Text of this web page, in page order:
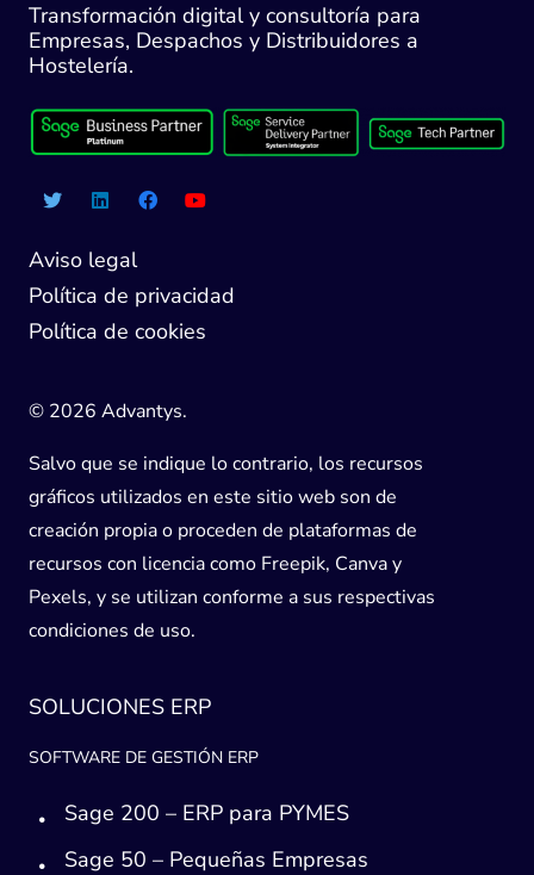
Transformación digital y consultoría para
Empresas, Despachos y Distribuidores a
Hostelería.
Aviso legal
Política de privacidad
Política de cookies
© 2026 Advantys.
Salvo que se indique lo contrario, los recursos
gráficos utilizados en este sitio web son de
creación propia o proceden de plataformas de
recursos con licencia como Freepik, Canva y
Pexels, y se utilizan conforme a sus respectivas
condiciones de uso.
SOLUCIONES ERP
SOFTWARE DE GESTIÓN ERP
Sage 200 – ERP para PYMES
Sage 50 – Pequeñas Empresas